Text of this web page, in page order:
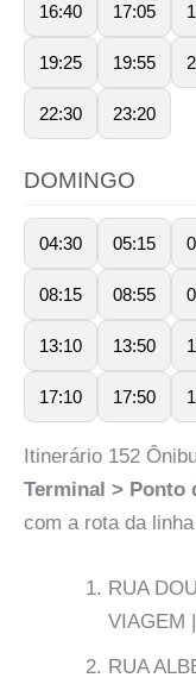
16:40 17:05
19:25 19:55
22:30 23:20
DOMINGO
04:30 05:15
08:15 08:55
13:10 13:50
17:10 17:50
Itinerário 152
Terminal > Ponto
com a rota da
RUA
VIAGEM
RUA